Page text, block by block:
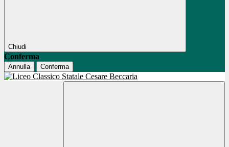
Chiudi
Conferma
Annulla Conferma